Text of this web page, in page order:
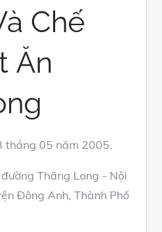
Chế
Ăn
tháng 05 năm 2005.
Thăng Long - Nội
Đông Anh, Thành Phố